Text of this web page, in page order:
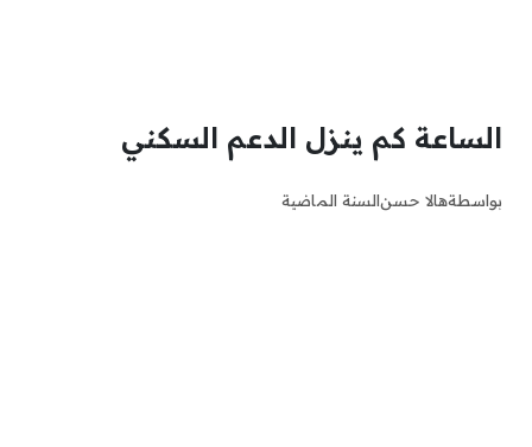
الساعة كم ينزل الدعم السكني
بواسطةهالا حسنالسنة الماضية